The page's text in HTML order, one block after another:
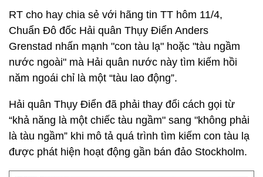
RT cho hay chia sẻ với hãng tin TT hôm 11/4,
Chuẩn Đô đốc Hải quân Thụy Điển Anders
Grenstad nhấn mạnh "con tàu lạ" hoặc "tàu ngầm
nước ngoài" mà Hải quân nước này tìm kiếm hồi
năm ngoái chỉ là một “tàu lao động”.
Hải quân Thụy Điển đã phải thay đổi cách gọi từ
“khả năng là một chiếc tàu ngầm" sang "không phải
là tàu ngầm” khi mô tả quá trình tìm kiếm con tàu lạ
được phát hiện hoạt động gần bán đảo Stockholm.